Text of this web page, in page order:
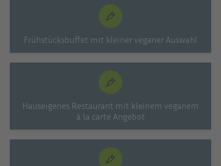
Frühstücksbuffet mit kleiner veganer Auswahl
Hauseigenes Restaurant mit kleinem veganem
à la carte Angebot